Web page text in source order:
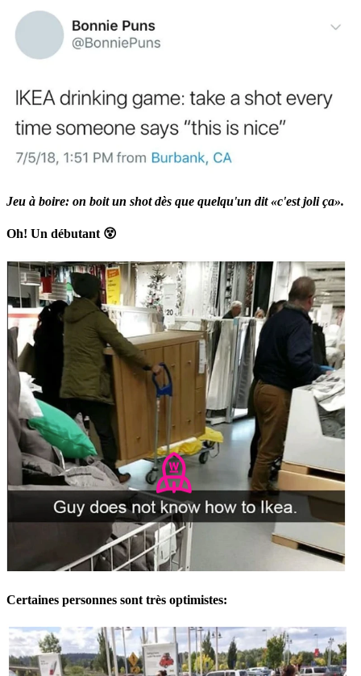
Jeu à boire: on boit un shot dès que quelqu'un dit «c'est joli ça».
Oh! Un débutant 😵
Certaines personnes sont très optimistes: